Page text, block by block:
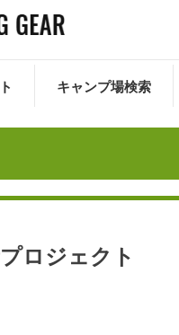
キャンプ場検索
ロジェクト